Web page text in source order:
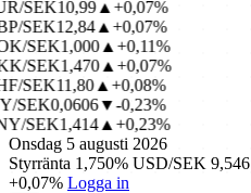
SEK10,99▲+0,07%
SEK12,84▲+0,07%
SEK1,000▲+0,11%
SEK1,470▲+0,07%
SEK11,80▲+0,08%
SEK0,0606▼-0,23%
SEK1,414▲+0,23%
Onsdag 5 augusti 2026
Styrränta 1,750% USD/SEK 9,546
+0,07% Logga in